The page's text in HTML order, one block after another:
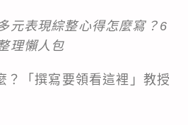
元表現綜整心得怎麼寫？6
理懶人包
？「撰寫要領看這裡」教授